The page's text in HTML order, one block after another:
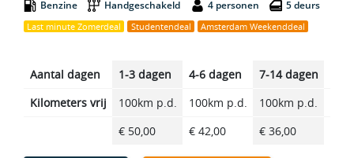
Benzine Handgeschakeld 4 personen 5 deurs
Last minute Zomerdeal Studentendeal Amsterdam Weekenddeal
Aantal dagen 1-3 dagen 4-6 dagen 7-14 dagen
Kilometers vrij
100km p.d. 100km p.d. 100km p.d.
€ 50,00
€ 42,00 € 36,00